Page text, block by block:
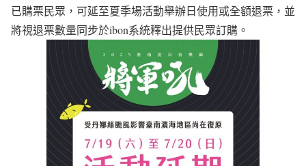
已購票民眾，可延至夏季場活動舉辦日使用或全額退票，並
將視退票數量同步於ibon系統釋出提供民眾訂購。